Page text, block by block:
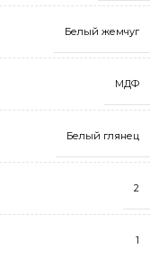
Белый жемчуг
МДФ
Белый глянец
2
1